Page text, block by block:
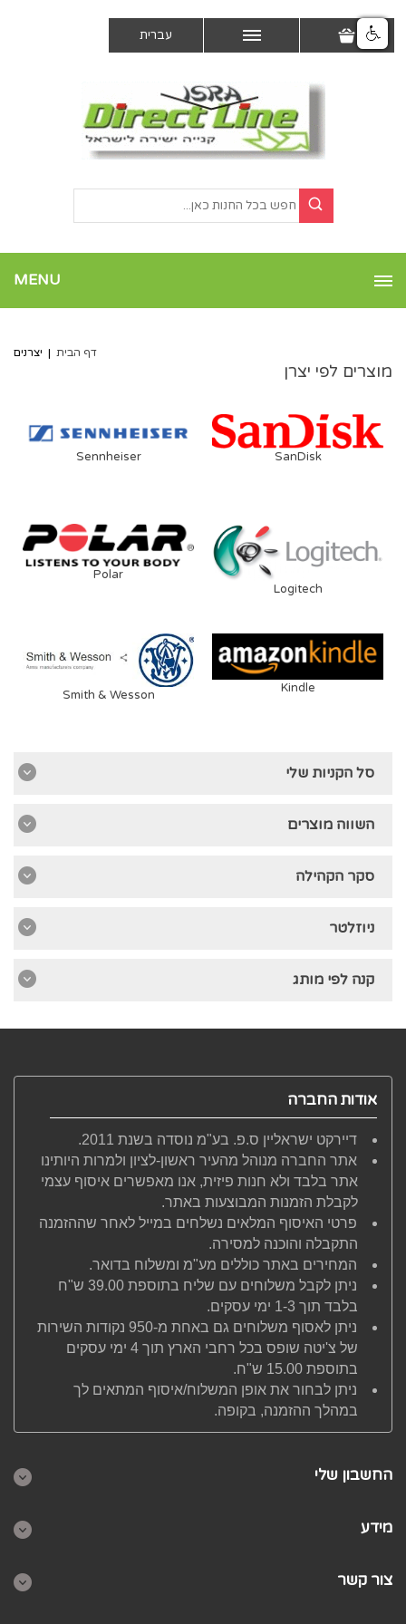
עברית
MENU
דף הבית | יצרנים
מוצרים לפי יצרן
SanDisk
Sennheiser
Logitech
Polar
Kindle
Smith & Wesson
סל הקניות שלי
השווה מוצרים
סקר הקהילה
ניוזלטר
קנה לפי מותג
אודות החברה
דיירקט ישראליין ס.פ. בע"מ נוסדה בשנת 2011.
אתר החברה מנוהל מהעיר ראשון-לציון ולמרות היותינו
אתר בלבד ולא חנות פיזית, אנו מאפשרים איסוף עצמי
לקבלת הזמנות המבוצעות באתר.
פרטי האיסוף המלאים נשלחים במייל לאחר שההזמנה
התקבלה והוכנה למסירה.
המחירים באתר כוללים מע"מ ומשלוח בדואר.
ניתן לקבל משלוחים עם שליח בתוספת 39.00 ש"ח
בלבד תוך 1-3 ימי עסקים.
ניתן לאסוף משלוחים גם באחת מ-950 נקודות השירות
של צ'יטה שופס בכל רחבי הארץ תוך 4 ימי עסקים
בתוספת 15.00 ש"ח.
ניתן לבחור את אופן המשלוח/איסוף המתאים לך
במהלך ההזמנה, בקופה.
החשבון שלי
מידע
צור קשר